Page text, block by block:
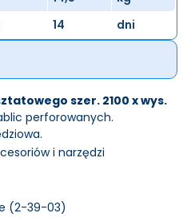
14 dni
szer. 2100 x wys.
perforowanych.
i narzędzi
(2-39-03)